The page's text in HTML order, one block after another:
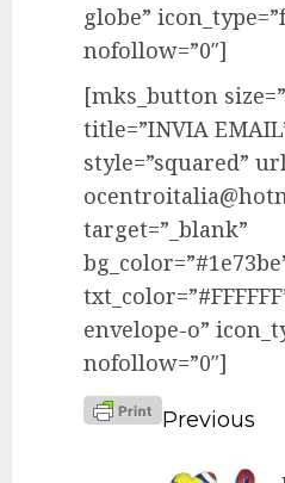
globe”
nofollow=”0″]
[mks_button
title=”INVIA
style=”squared”
target=”_blank”
envelope-o”
nofollow=”0″]
Continue
Reading
Previous